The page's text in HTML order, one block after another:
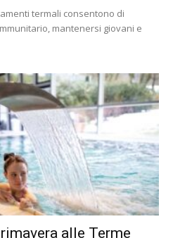
termali consentono di
mantenersi giovani e
alle Terme